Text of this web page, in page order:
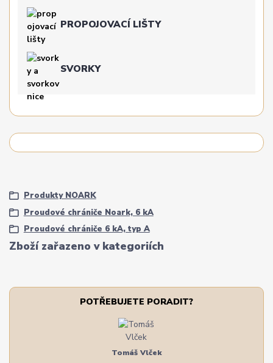
PROPOJOVACÍ LIŠTY
SVORKY
Zboží zařazeno v kategoriích
Produkty NOARK
Proudové chrániče Noark, 6 kA
Proudové chrániče 6 kA, typ A
POTŘEBUJETE PORADIT?
Tomáš Vlček